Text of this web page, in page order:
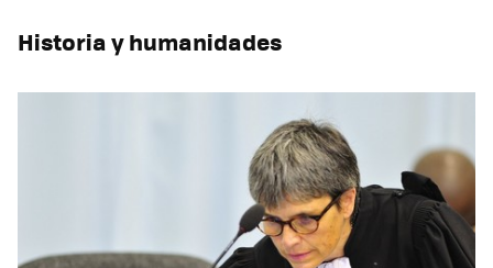
Historia y humanidades